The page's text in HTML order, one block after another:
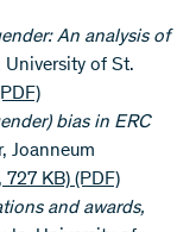
An analysis of
University of St.
bias in ERC
Joanneum
727 KB) (PDF)
and awards,